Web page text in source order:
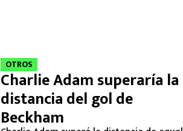
OTROS
Charlie Adam superaría la
distancia del gol de
Beckham